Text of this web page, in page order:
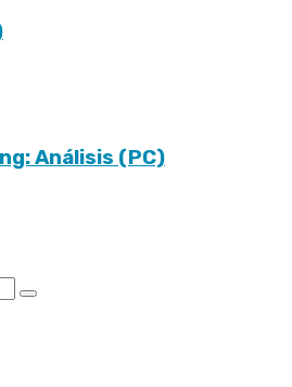
Análisis (PC)